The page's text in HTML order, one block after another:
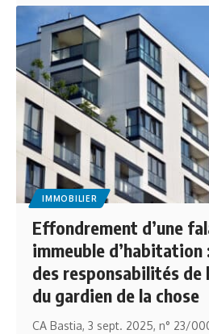
IMMOBILIER
Effondrement d’une
immeuble
des responsabilités de
du gardien de la chose
CA Bastia, 3 sept. 2025, n° 23/